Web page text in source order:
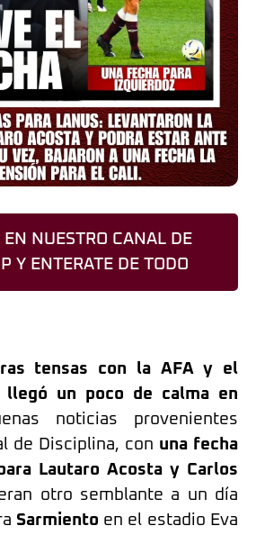
EN NUESTRO CANAL DE
Y ENTERATE DE TODO
tensas con la AFA y el
un poco de calma en
noticias provenientes
de Disciplina, con una fecha
Lautaro Acosta y Carlos
otro semblante a un día
Sarmiento en el estadio Eva